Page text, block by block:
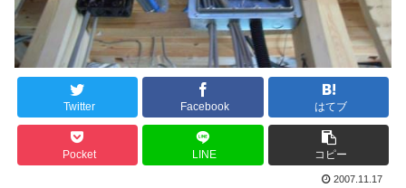
Twitter Facebook はてブ
Pocket LINE コピー
2007.11.17